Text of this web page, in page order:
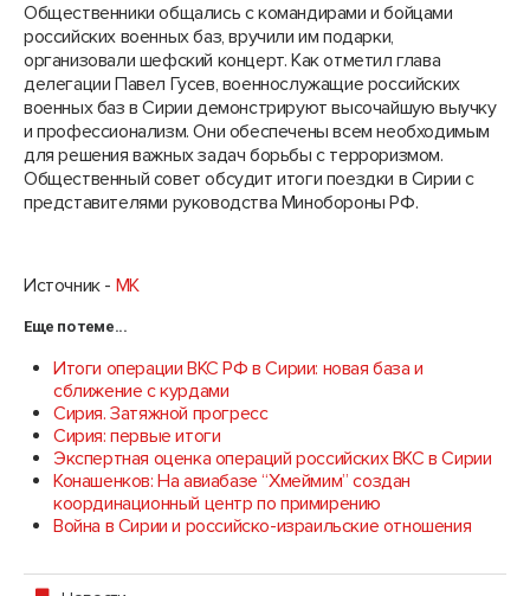
Общественники общались с командирами и бойцами
российских военных баз, вручили им подарки,
организовали шефский концерт. Как отметил глава
делегации Павел Гусев, военнослужащие российских
военных баз в Сирии демонстрируют высочайшую выучку
и профессионализм. Они обеспечены всем необходимым
для решения важных задач борьбы с терроризмом.
Общественный совет обсудит итоги поездки в Сирии с
представителями руководства Минобороны РФ.
Источник - МК
Еще по теме...
Итоги операции ВКС РФ в Сирии: новая база и
сближение с курдами
Сирия. Затяжной прогресс
Сирия: первые итоги
Экспертная оценка операций российских ВКС в Сирии
Конашенков: На авиабазе “Хмеймим” создан
координационный центр по примирению
Война в Сирии и российско-израильские отношения